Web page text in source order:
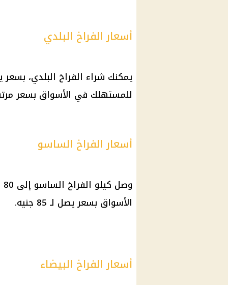
أسعار الفراخ البلدي
للمستهلك في الأسواق بسعر مرتفع
أسعار الفراخ الساسو
الأسواق بسعر يصل لـ 85 جنيه.
أسعار الفراخ البيضاء